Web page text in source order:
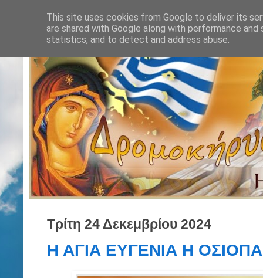
Τρίτη 24 Δεκεμβρίου 2024
Η ΑΓΙΑ ΕΥΓΕΝΙΑ Η
This site uses cookies from Google to deliver its
are shared with Google along with performance
statistics, and to detect and address abuse.